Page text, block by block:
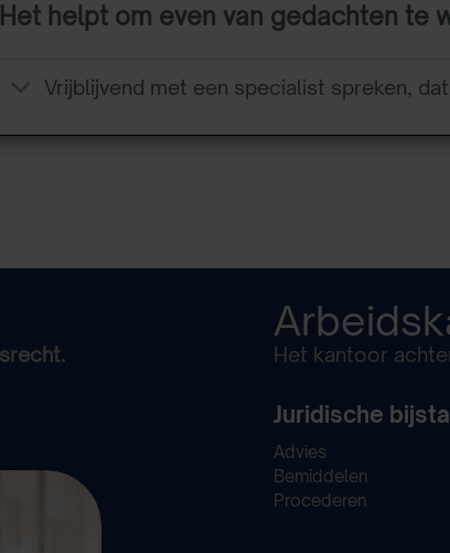
Het helpt om even van gedachten te
Vrijblijvend met een specialist spreken,
Het kantoor
Juridische
Advies
Bemiddelen
Procederen